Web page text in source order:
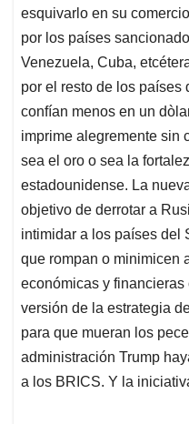
esquivarlo en su
por los países
Venezuela, Cuba,
por el resto de los países
confían menos en un
imprime alegremente sin
sea el oro o sea la
estadounidense. La
objetivo de derrotar a
intimidar a los países del
que rompan o minimicen
económicas y
versión de la estrategia
para que mueran los
administración Trump
a los BRICS. Y la